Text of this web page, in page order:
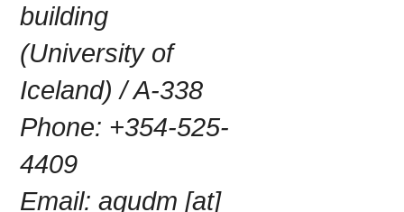
building
(University of
Iceland) / A-338
Phone: +354-525-
4409
Email: agudm [at]